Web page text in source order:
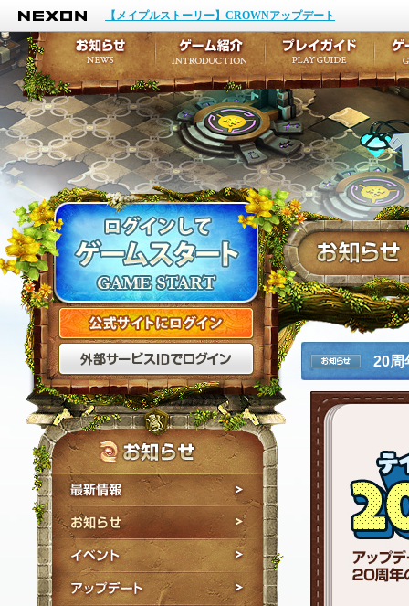
NEXON
【メイプルストーリー】CROWNアップデート
公式サイトにログイン
外部サービスIDでログ
最新情報
お知らせ
イベント
アップデート
お知らせ
20周
お知らせ
イベント
アップデート
メンテナンス
ゲーム紹介
キャラクター作成
テイルズ初級者講座
ここだけは知ってお